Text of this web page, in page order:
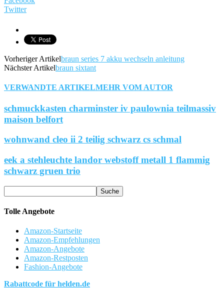
Twitter
Vorheriger Artikelbraun series 7 akku wechseln anleitung
Nächster Artikelbraun sixtant
VERWANDTE ARTIKELMEHR VOM AUTOR
schmuckkasten charminster iv paulownia teilmassiv
maison belfort
wohnwand cleo ii 2 teilig schwarz cs schmal
eek a stehleuchte landor webstoff metall 1 flammig
schwarz gruen trio
Tolle Angebote
Amazon-Startseite
Amazon-Empfehlungen
Amazon-Angebote
Amazon-Restposten
Fashion-Angebote
Rabattcode für helden.de